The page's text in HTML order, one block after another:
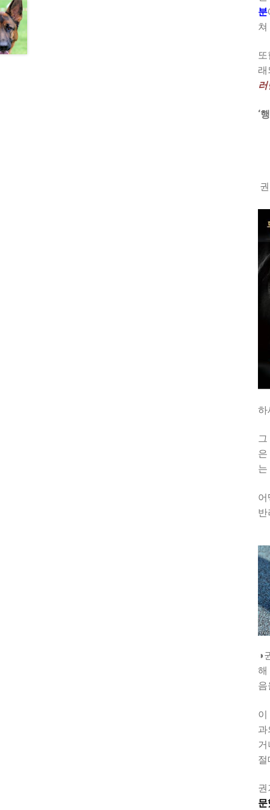
분
쳐
또
래
‘
하
그
은
는
어
반
◑
해
음
이
과
거
절
권